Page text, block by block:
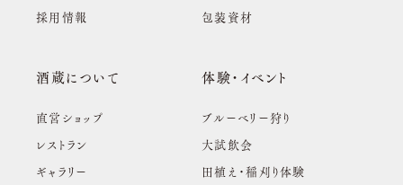
採用情報
包装資材
酒蔵について
直営ショップ
レストラン
ギャラリー
体験・イベント
ブルーベリー狩り
大試飲会
田植え・稲刈り体験